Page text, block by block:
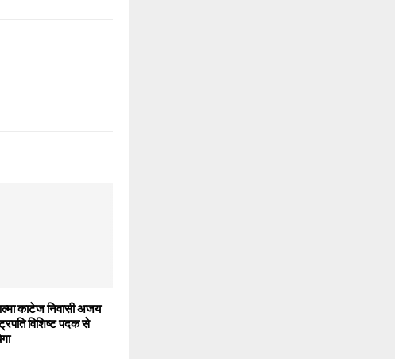
काटेज निवासी अजय
विशिष्ट पदक से